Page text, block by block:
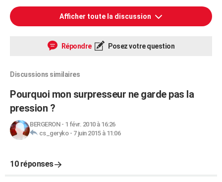
Afficher toute la discussion
Répondre Posez votre question
Discussions similaires
Pourquoi mon surpresseur ne garde pas la
pression ?
BERGERON- 1 févr. 2010 à 16:26
cs_geryko- 7 juin 2015 à 11:06
10 réponses